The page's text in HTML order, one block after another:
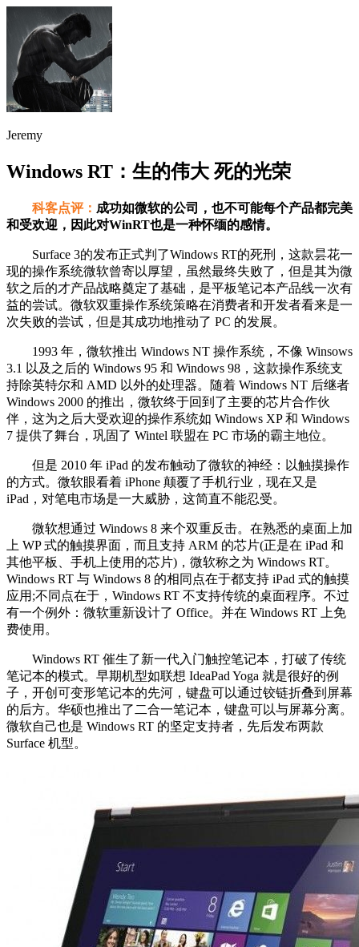
Jeremy
Windows RT：生的伟大 死的光荣
科客点评： 成功如微软的公司，也不可能每个产品都完美
和受欢迎，因此对WinRT也是一种怀缅的感情。
Surface 3的发布正式判了Windows RT的死刑，这款昙花一
现的操作系统微软曾寄以厚望，虽然最终失败了，但是其为微
软之后的才产品战略奠定了基础，是平板笔记本产品线一次有
益的尝试。微软双重操作系统策略在消费者和开发者看来是一
次失败的尝试，但是其成功地推动了 PC 的发展。
1993 年，微软推出 Windows NT 操作系统，不像 Winsows
3.1 以及之后的 Windows 95 和 Windows 98，这款操作系统支
持除英特尔和 AMD 以外的处理器。随着 Windows NT 后继者
Windows 2000 的推出，微软终于回到了主要的芯片合作伙
伴，这为之后大受欢迎的操作系统如 Windows XP 和 Windows
7 提供了舞台，巩固了 Wintel 联盟在 PC 市场的霸主地位。
但是 2010 年 iPad 的发布触动了微软的神经：以触摸操作
的方式。微软眼看着 iPhone 颠覆了手机行业，现在又是
iPad，对笔电市场是一大威胁，这简直不能忍受。
微软想通过 Windows 8 来个双重反击。在熟悉的桌面上加
上 WP 式的触摸界面，而且支持 ARM 的芯片(正是在 iPad 和
其他平板、手机上使用的芯片)，微软称之为 Windows RT。
Windows RT 与 Windows 8 的相同点在于都支持 iPad 式的触摸
应用;不同点在于，Windows RT 不支持传统的桌面程序。不过
有一个例外：微软重新设计了 Office。并在 Windows RT 上免
费使用。
Windows RT 催生了新一代入门触控笔记本，打破了传统
笔记本的模式。早期机型如联想 IdeaPad Yoga 就是很好的例
子，开创可变形笔记本的先河，键盘可以通过铰链折叠到屏幕
的后方。华硕也推出了二合一笔记本，键盘可以与屏幕分离。
微软自己也是 Windows RT 的坚定支持者，先后发布两款
Surface 机型。